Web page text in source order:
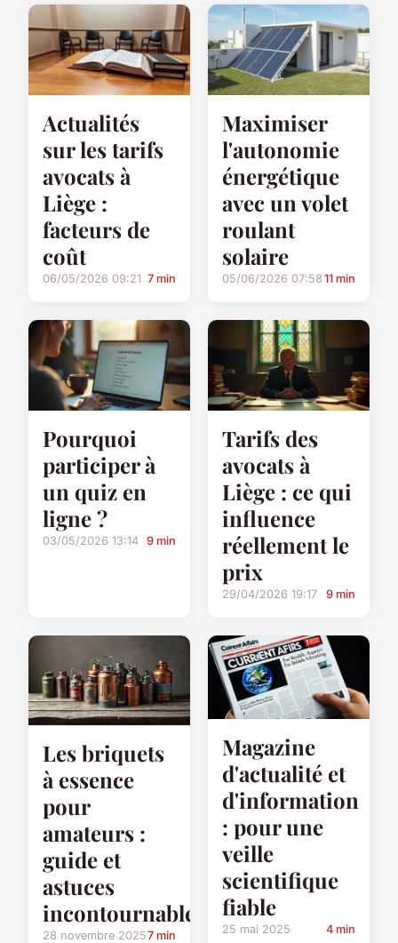
Actualités
sur les tarifs
avocats à
Liège :
facteurs de
coût
06/05/2026 09:21 7 min
Maximiser
l'autonomie
énergétique
avec un volet
roulant
solaire
05/06/2026 07:58 11 min
Pourquoi
participer à
un quiz en
ligne ?
03/05/2026 13:14 9 min
Tarifs des
avocats à
Liège : ce qui
influence
réellement le
prix
29/04/2026 19:17 9 min
Les briquets
à essence
pour
amateurs :
guide et
astuces
incontournables
28 novembre 20257 min
Magazine
d'actualité et
d'information
: pour une
veille
scientifique
fiable
25 mai 2025 4 min